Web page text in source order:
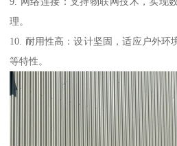
理。
10. 耐用性高：设计坚固，适应户外环
等特性。